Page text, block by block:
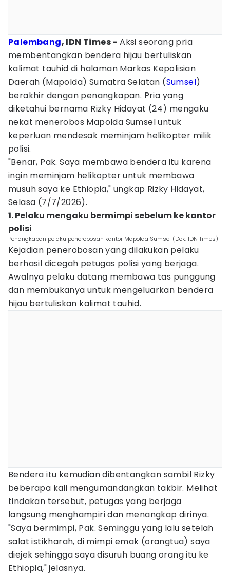
Palembang, IDN Times - Aksi seorang pria
membentangkan bendera hijau bertuliskan
kalimat tauhid di halaman Markas Kepolisian
Daerah (Mapolda) Sumatra Selatan (Sumsel)
berakhir dengan penangkapan. Pria yang
diketahui bernama Rizky Hidayat (24) mengaku
nekat menerobos Mapolda Sumsel untuk
keperluan mendesak meminjam helikopter milik
polisi.
"Benar, Pak. Saya membawa bendera itu karena
ingin meminjam helikopter untuk membawa
musuh saya ke Ethiopia," ungkap Rizky Hidayat,
Selasa (7/7/2026).
1. Pelaku mengaku bermimpi sebelum ke kantor
polisi
Penangkapan pelaku penerobosan kantor Mapolda Sumsel (Dok: IDN Times)
Kejadian penerobosan yang dilakukan pelaku
berhasil dicegah petugas polisi yang berjaga.
Awalnya pelaku datang membawa tas punggung
dan membukanya untuk mengeluarkan bendera
hijau bertuliskan kalimat tauhid.
Bendera itu kemudian dibentangkan sambil Rizky
beberapa kali mengumandangkan takbir. Melihat
tindakan tersebut, petugas yang berjaga
langsung menghampiri dan menangkap dirinya.
"Saya bermimpi, Pak. Seminggu yang lalu setelah
salat istikharah, di mimpi emak (orangtua) saya
diejek sehingga saya disuruh buang orang itu ke
Ethiopia," jelasnya.